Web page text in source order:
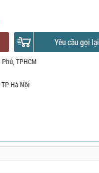
Yêu cầu gọi lại
Phú, TPHCM
Hà Nội